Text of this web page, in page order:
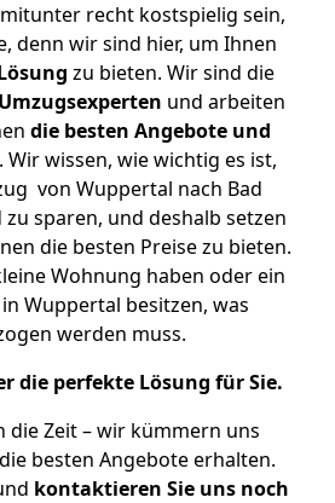
recht kostspielig sein,
denn wir sind hier, um Ihnen
zu bieten. Wir sind die
und arbeiten
die besten Angebote und
Wir wissen, wie wichtig es ist,
von Wuppertal nach Bad
zu sparen, und deshalb setzen
die besten Preise zu bieten.
Wohnung haben oder ein
Wuppertal besitzen, was
werden muss.
die perfekte Lösung für Sie.
die Zeit – wir kümmern uns
besten Angebote erhalten.
kontaktieren Sie uns noch